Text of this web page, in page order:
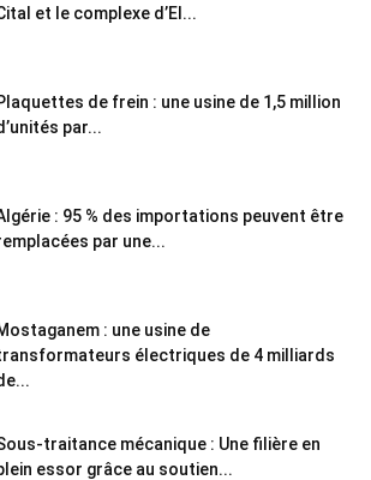
et le complexe d’El...
de frein : une usine de 1,5 million
par...
: 95 % des importations peuvent être
par une...
: une usine de
électriques de 4 milliards
traitance mécanique : Une filière en
essor grâce au soutien...